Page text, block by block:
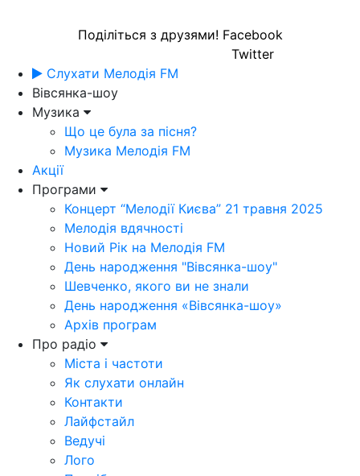
Поділіться з друзями! Facebook
Twitter
Слухати Мелодія FM
Вівсянка-шоу
Музика
Що це була за пісня?
Музика Мелодія FM
Акції
Програми
Концерт “Мелодії Києва” 21 травня 2025
Мелодія вдячності
Новий Рік на Мелодія FM
День народження "Вівсянка-шоу"
Шевченко, якого ви не знали
День народження «Вівсянка-шоу»
Архів програм
Про радіо
Міста і частоти
Як слухати онлайн
Контакти
Лайфстайл
Ведучі
Лого